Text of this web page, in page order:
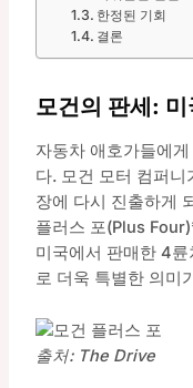
한정된 기회
결론
모건의 판세:
자동차 애호가들에
다. 모건 모터 컴퍼니
장에 다시 진출하게
플러스 포(Plus
미국에서 판매한 4
로 더욱 특별한 의미
출처: The Drive